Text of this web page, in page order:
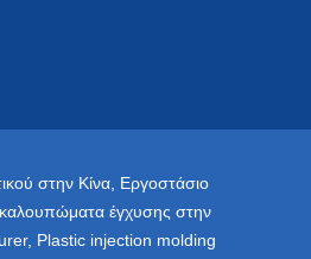
στην Κίνα Εργοστάσιο
καλουπώματα έγχυσης στην
, Plastic injection molding